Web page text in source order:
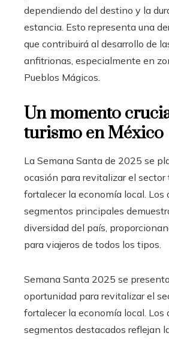
dependiendo del destino y la
estancia. Esto representa una
que contribuirá al desarrollo de
anfitrionas, especialmente en
Pueblos Mágicos.
Un momento
turismo en México
La Semana Santa de 2025 se
ocasión para revitalizar el sector
fortalecer la economía local. Los
segmentos principales
diversidad del país,
para viajeros de todos los tipos.
Semana Santa 2025 se
oportunidad para revitalizar el
fortalecer la economía local. Los
segmentos destacados reflejan